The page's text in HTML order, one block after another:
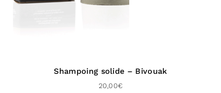
Shampoing solide – Bivouak
20,00€